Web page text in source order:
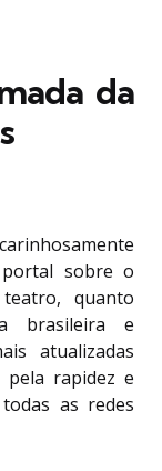
da
sobre o
quanto
brasileira e
atualizadas
rapidez e
as redes